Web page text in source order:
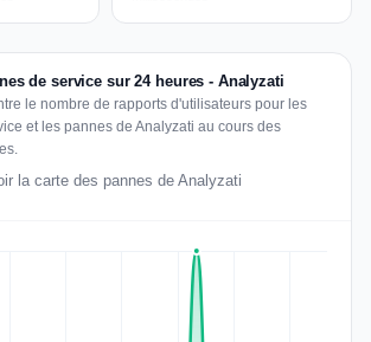
de service sur 24 heures - Analyzati
le nombre de rapports d'utilisateurs pour les
et les pannes de Analyzati au cours des
la carte des pannes de Analyzati